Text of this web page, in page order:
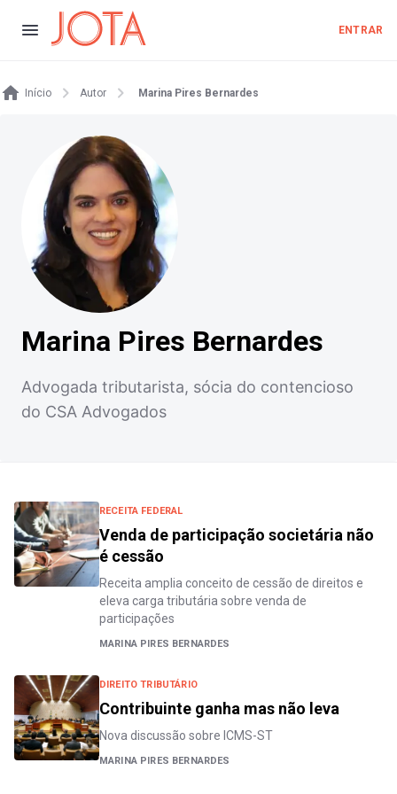
ENTRAR
Início Autor Marina Pires Bernardes
Marina Pires Bernardes
Advogada tributarista, sócia do contencioso
do CSA Advogados
RECEITA FEDERAL
Venda de participação societária não
é cessão
Receita amplia conceito de cessão de direitos e
eleva carga tributária sobre venda de
participações
MARINA PIRES BERNARDES
DIREITO TRIBUTÁRIO
Contribuinte ganha mas não leva
Nova discussão sobre ICMS-ST
MARINA PIRES BERNARDES